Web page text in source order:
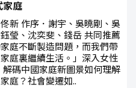
家庭
新 作序．謝宇、吳曉剛、吳
瑩、沈奕斐、錢岳 共同推薦
家庭不斷製造問題，而我們帶
庭裏繼續生活。」深入女性
解碼中國家庭新圖景如何理解
庭？社會變遷如..